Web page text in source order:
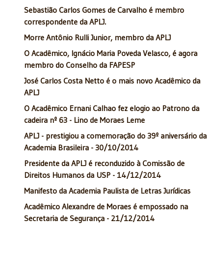
Sebastião Carlos Gomes de Carvalho é membro
correspondente da APLJ.
Morre Antônio Rulli Junior, membro da APLJ
O Acadêmico, Ignácio Maria Poveda Velasco, é agora
membro do Conselho da FAPESP
José Carlos Costa Netto é o mais novo Acadêmico da
APLJ
O Acadêmico Ernani Calhao fez elogio ao Patrono da
cadeira nº 63 - Lino de Moraes Leme
APLJ - prestigiou a comemoração do 39º aniversário da
Academia Brasileira - 30/10/2014
Presidente da APLJ é reconduzido à Comissão de
Direitos Humanos da USP - 14/12/2014
Manifesto da Academia Paulista de Letras Jurídicas
Acadêmico Alexandre de Moraes é empossado na
Secretaria de Segurança - 21/12/2014